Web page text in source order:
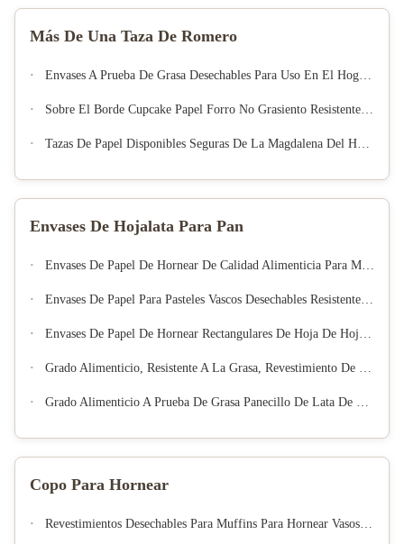
Más De Una Taza De Romero
Envases A Prueba De Grasa Desechables Para Uso En El Hogar Y Panadería
Sobre El Borde Cupcake Papel Forro No Grasiento Resistente Al Calor Muffin Tazas De Hornear Para El Cumpleaños De La Boda Postre De La Fabricación
Tazas De Papel Disponibles Seguras De La Magdalena Del Horno Antiadherente Para La Hornada Casera De La Panadería
Envases De Hojalata Para Pan
Envases De Papel De Hornear De Calidad Alimenticia Para Muffins Envases De Papel De Hornear De Calidad Alimenticia Para Alimentos
Envases De Papel Para Pasteles Vascos Desechables Resistentes A La Grasa Envases Para Hornear Pasteles De Queso Pequeños Quemados Uso Para Postres De Fiesta
Envases De Papel De Hornear Rectangulares De Hoja De Hoja De Hoja De Hornear Resistentes A La Grasa Envases Desechables Para Muffins
Grado Alimenticio, Resistente A La Grasa, Revestimiento De Papel Para Muffins Y Pasteles Desechables
Grado Alimenticio A Prueba De Grasa Panecillo De Lata De Forro Copas De Hornear Muffins Desechables Para Pasteles Forros De Papel
Copo Para Hornear
Revestimientos Desechables Para Muffins Para Hornear Vasos De Papel Para Cupcakes